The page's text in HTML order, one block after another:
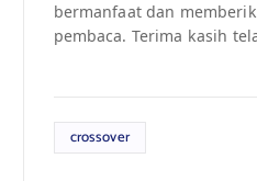
bermanfaat dan
pembaca. Terima kasih
crossover